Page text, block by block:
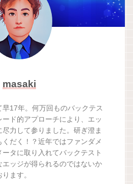
masaki
17年。何万回ものバックテス
ード的アプローチにより、エッ
力して参りました。研ぎ澄ま
だく！？近年ではファンダメ
タに取り入れてバックテスト
エッジが得られるのではないか
ます。